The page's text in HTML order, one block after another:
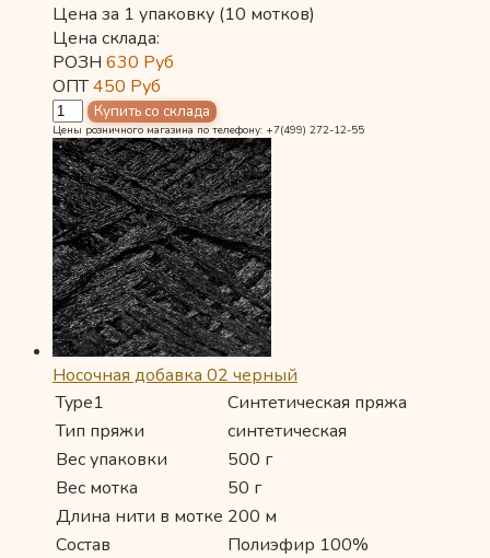
Цена за 1 упаковку (10 мотков)
Цена склада:
РОЗН 630 Руб
ОПТ450 Руб
Цены розничного магазина по телефону: +7(499) 272-12-55
Носочная добавка 02 черный
Type1
Синтетическая пряжа
Тип пряжи
синтетическая
Вес упаковки
500 г
Вес мотка
50 г
Длина нити в мотке 200 м
Состав
Полиэфир 100%